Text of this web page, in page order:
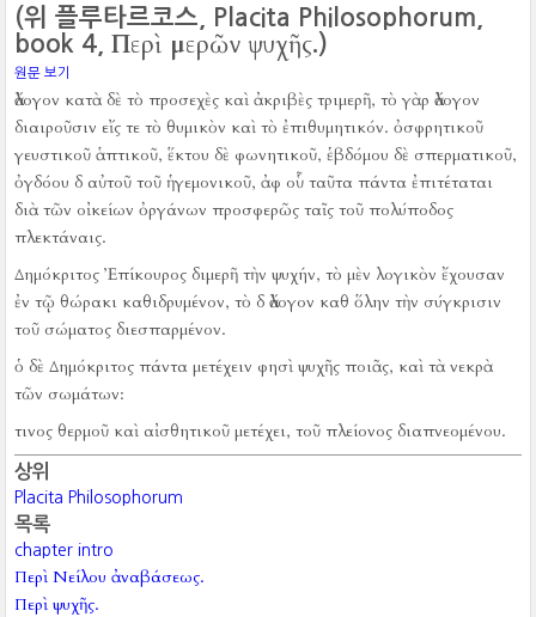
(위 플루타르코스, Placita Philosophorum,
book 4,Περὶ μερῶν ψυχῆς.)
원문 보기
ἄλογον κατὰ δὲ τὸ προσεχὲς καὶ ἀκριβὲς τριμερῆ, τὸ γὰρ ἄλογον
διαιροῦσιν εἴς τε τὸ θυμικὸν καὶ τὸ ἐπιθυμητικόν. ὀσφρητικοῦ
γευστικοῦ ἁπτικοῦ, ἕκτου δὲ φωνητικοῦ, ἑβδόμου δὲ σπερματικοῦ,
ὀγδόου δ αὐτοῦ τοῦ ἡγεμονικοῦ, ἀφ οὗ ταῦτα πάντα ἐπιτέταται
διὰ τῶν οἰκείων ὀργάνων προσφερῶς ταῖς τοῦ πολύποδος
πλεκτάναις.
Δημόκριτος Ἐπίκουρος διμερῆ τὴν ψυχήν, τὸ μὲν λογικὸν ἔχουσαν
ἐν τῷ θώρακι καθιδρυμένον, τὸ δ ἄλογον καθ ὅλην τὴν σύγκρισιν
τοῦ σώματος διεσπαρμένον.
ὁ δὲ Δημόκριτος πάντα μετέχειν φησὶ ψυχῆς ποιᾶς, καὶ τὰ νεκρὰ
τῶν σωμάτων:
τινος θερμοῦ καὶ αἰσθητικοῦ μετέχει, τοῦ πλείονος διαπνεομένου.
상위
Placita Philosophorum
목록
chapter intro
Περὶ Νείλου ἀναβάσεως.
Περὶ ψυχῆς.